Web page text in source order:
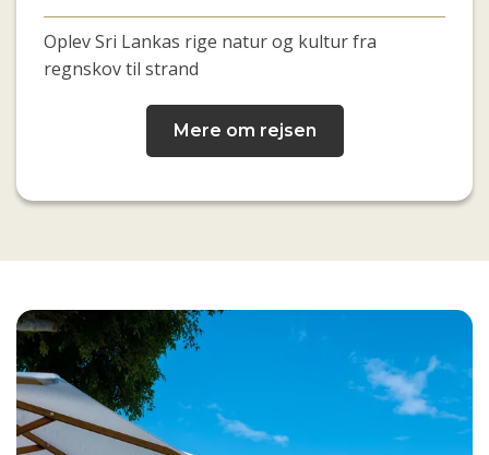
Oplev Sri Lankas rige natur og kultur fra
regnskov til strand
Mere om rejsen